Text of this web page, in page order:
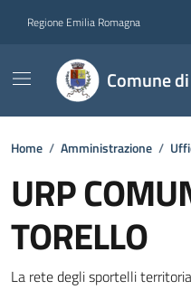
Regione Emilia Romagna
Comune
Home / Amministrazione /
URP
TORELLO
Dettagli
La rete degli sportelli